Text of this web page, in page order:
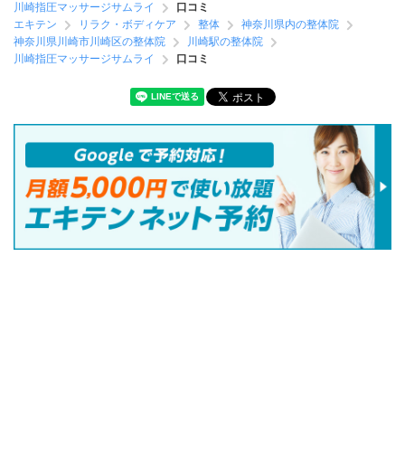
川崎指圧マッサージサムライ
口コミ
エキテン
リラク・ボディケア 整体
神奈川県内の整体院
神奈川県川崎市川崎区の整体院
川崎駅の整体院
川崎指圧マッサージサムライ
口コミ